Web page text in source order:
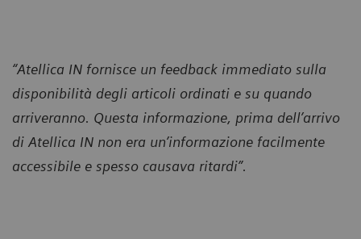
“Atellica IN fornisce un feedback immediato sulla
disponibilità degli articoli ordinati e su quando
arriveranno. Questa informazione, prima dell’arrivo
di Atellica IN non era un’informazione facilmente
accessibile e spesso causava ritardi”.